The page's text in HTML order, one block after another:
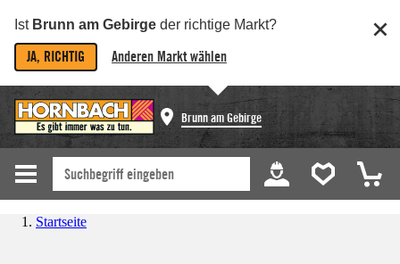
Ist Brunn am Gebirge der richtige Markt?
JA, RICHTIG Anderen Markt wählen
Brunn am Gebirge
Startseite